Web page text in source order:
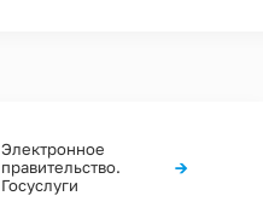
Электронное
правительство.
Госуслуги
→